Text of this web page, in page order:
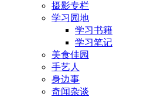
摄影专栏
学习园地
学习书籍
学习笔记
美食佳园
手艺人
身边事
奇闻杂谈